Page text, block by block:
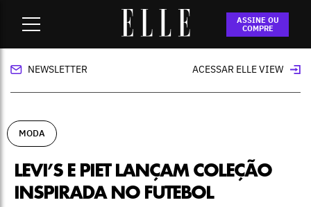
ASSINE OU
COMPRE
Levi’s e Piet lançam coleção inspirada no
futebol
NEWSLETTER ACESSAR ELLE VIEW
MODA
LEVI’S E PIET LANÇAM COLEÇÃO
INSPIRADA NO FUTEBOL